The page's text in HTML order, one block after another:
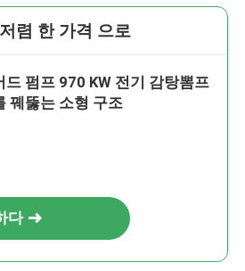
렴 한 가격 으로
드 펌프 970 KW 전기 감탕뽐프
꿰뚫는 소형 구조
다